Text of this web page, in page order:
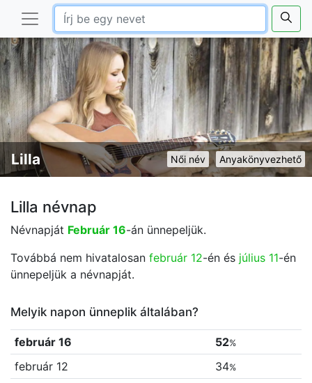
Anyakönyvezhető
Női név
Lilla
Lilla névnap
Névnapját Február 16-án ünnepeljük.
Továbbá nem hivatalosan február 12-én és július 11-én
ünnepeljük a névnapját.
Melyik napon ünneplik általában?
február 16 52%
február 12 34%